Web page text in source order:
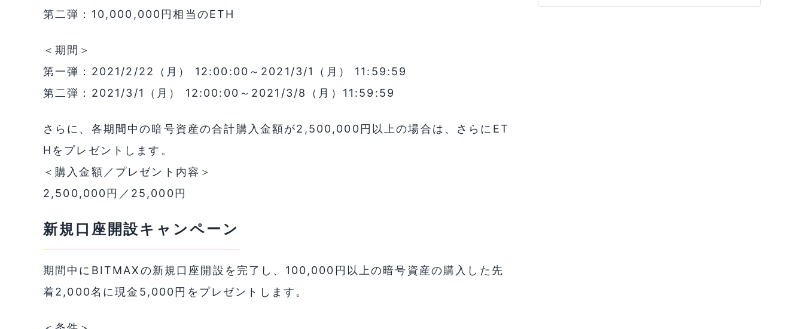
第二弾：10,000,000円相当のETH
＜期間＞
第一弾：2021/2/22（月） 12:00:00～2021/3/1（月） 11:59:59
第二弾：2021/3/1（月） 12:00:00～2021/3/8（月）11:59:59
さらに、各期間中の暗号資産の合計購入金額が2,500,000円以上の場合は、さらにET
Hをプレゼントします。
＜購入金額／プレゼント内容＞
2,500,000円／25,000円
新規口座開設キャンペーン
期間中にBITMAXの新規口座開設を完了し、100,000円以上の暗号資産の購入した先
着2,000名に現金5,000円をプレゼントします。